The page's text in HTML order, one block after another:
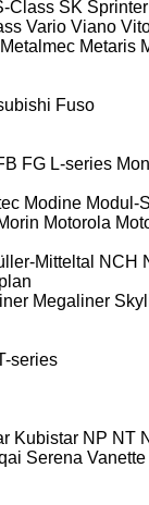
Class SK Sprinter
Vario Viano
Metalmec Metaris
Fuso
FG L-series
Modine Modul-
Motorola
Mitteltal NCH
Megaliner
series
Kubistar NP NT
Serena Vanette